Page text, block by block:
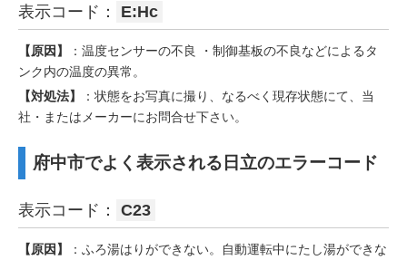
表示コード： E:Hc
【原因】
：温度センサーの不良 ・制御基板の不良などによるタ
ンク内の温度の異常。
【対処法】
：状態をお写真に撮り、なるべく現存状態にて、当
社・またはメーカーにお問合せ下さい。
府中市でよく表示される日立のエラーコード
表示コード： C23
【原因】
：ふろ湯はりができない。自動運転中にたし湯ができな